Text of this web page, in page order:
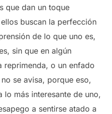
que dan un toque
buscan la perfección
de lo que uno es,
sin que en algún
reprimenda, o un enfado
se avisa, porque eso,
lo más interesante de uno,
a sentirse atado a